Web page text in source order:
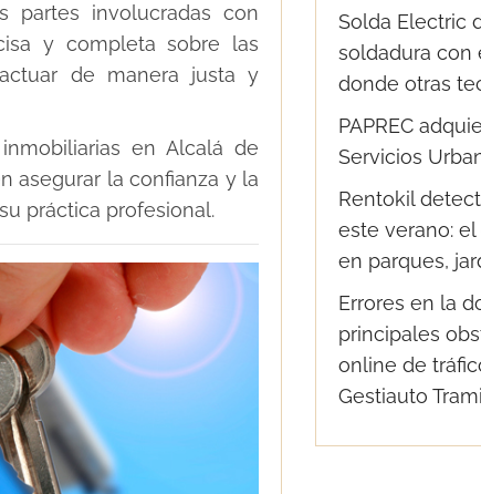
partes involucradas con
y completa sobre las
de manera justa y
en Alcalá de
asegurar la confianza y la
práctica profesional.
Solda Electric
soldadura con
donde otras
PAPREC
Servicios
Rentokil
este verano:
en parques,
Errores en la
principales
online de
Gestiauto